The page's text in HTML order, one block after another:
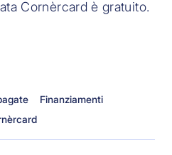
Cornèrcard è gratuito.
Finanziamenti